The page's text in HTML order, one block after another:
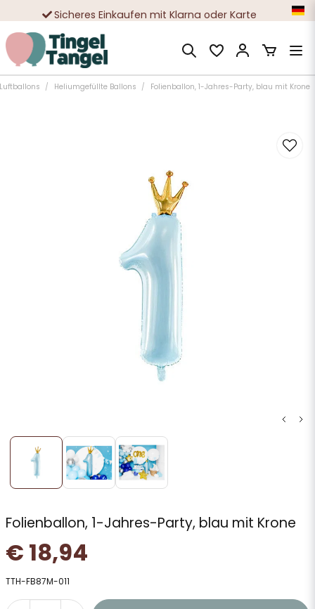
Sicheres Einkaufen mit Klarna oder Karte
Zehntausende zufriedene Kunden
Heliumgefüllte Ballons Folienballon, 1-Jahres-Party, blau mit Krone
Folienballon, 1-Jahres-Party, blau mit Krone
€ 18,94
TTH-FB87M-011